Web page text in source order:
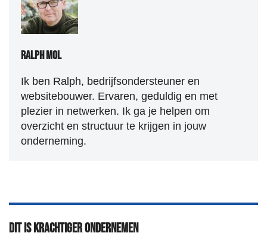
Ralph Mol
Ik ben Ralph, bedrijfsondersteuner en
websitebouwer. Ervaren, geduldig en met
plezier in netwerken. Ik ga je helpen om
overzicht en structuur te krijgen in jouw
onderneming.
Dit is Krachtiger Ondernemen